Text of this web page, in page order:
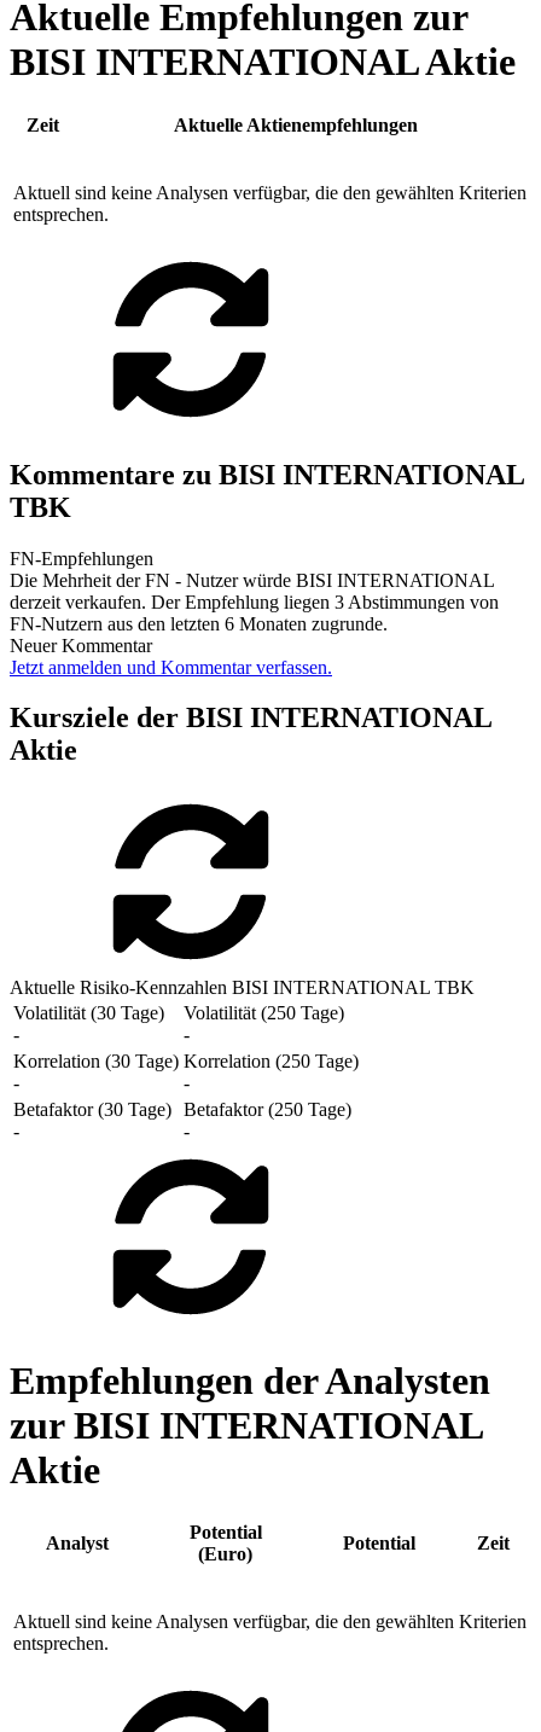
Aktuelle Empfehlungen zur
BISI INTERNATIONAL Aktie
Zeit Aktuelle Aktienempfehlungen
Aktuell sind keine Analysen verfügbar, die den gewählten Kriterien
entsprechen.
Kommentare zu BISI INTERNATIONAL
TBK
FN-Empfehlungen
Die Mehrheit der FN - Nutzer würde BISI INTERNATIONAL
derzeit verkaufen. Der Empfehlung liegen 3 Abstimmungen von
FN-Nutzern aus den letzten 6 Monaten zugrunde.
Neuer Kommentar
Jetzt anmelden und Kommentar verfassen.
Kursziele der BISI INTERNATIONAL
Aktie
Aktuelle Risiko-Kennzahlen BISI INTERNATIONAL TBK
Volatilität (30 Tage)
-
Volatilität (250 Tage)
-
Korrelation (30 Tage)
-
Korrelation (250 Tage)
-
Betafaktor (30 Tage)
-
Betafaktor (250 Tage)
-
Empfehlungen der Analysten
zur BISI INTERNATIONAL
Aktie
Analyst
Potential
(Euro)
Potential Zeit
Aktuell sind keine Analysen verfügbar, die den gewählten Kriterien
entsprechen.